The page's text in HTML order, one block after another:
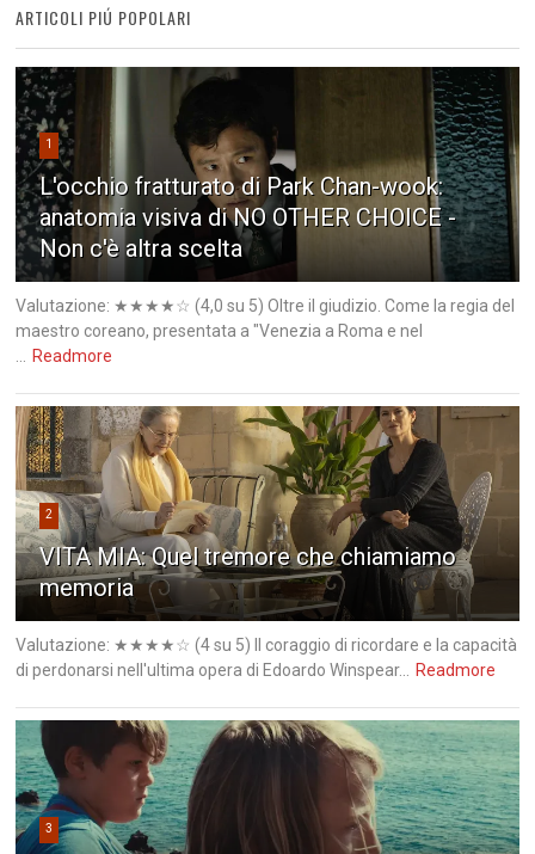
ARTICOLI PIÚ POPOLARI
1
L'occhio fratturato di Park Chan-wook:
anatomia visiva di NO OTHER CHOICE -
Non c'è altra scelta
Valutazione: ★★★★☆ (4,0 su 5) Oltre il giudizio. Come la regia del
maestro coreano, presentata a "Venezia a Roma e nel
Readmore
2
VITA MIA: Quel tremore che chiamiamo
memoria
Valutazione: ★★★★☆ (4 su 5) Il coraggio di ricordare e la capacità
di perdonarsi nell'ultima opera di Edoardo Winspear...
Readmore
3